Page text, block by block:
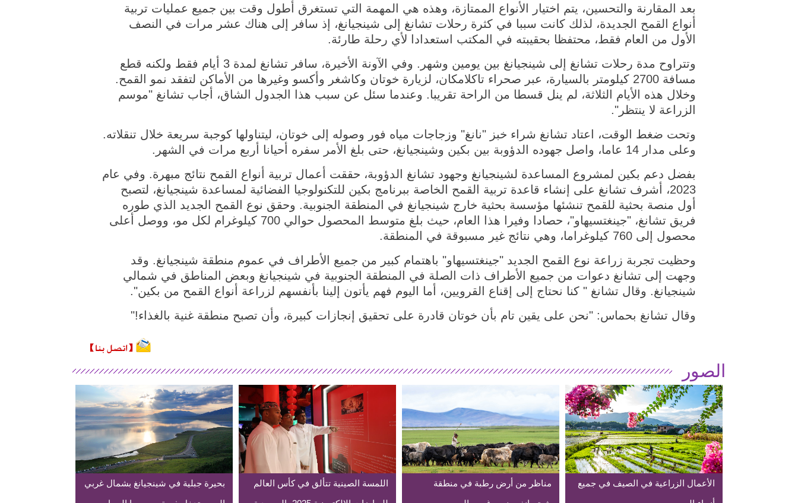
بعد المقارنة والتحسين، يتم اختيار الأنواع الممتازة، وهذه هي المهمة التي تستغرق أطول وقت بين جميع عمليات تربية
أنواع القمح الجديدة، لذلك كانت سببا في كثرة رحلات تشانغ إلى شينجيانغ، إذ سافر إلى هناك عشر مرات في النصف
الأول من العام فقط، محتفظا بحقيبته في المكتب استعدادا لأي رحلة طارئة.
وتتراوح مدة رحلات تشانغ إلى شينجيانغ بين يومين وشهر. وفي الآونة الأخيرة، سافر تشانغ لمدة 3 أيام فقط ولكنه قطع
مسافة 2700 كيلومتر بالسيارة، عبر صحراء تاكلامكان، لزيارة خوتان وكاشغر وأكسو وغيرها من الأماكن لتفقد نمو القمح.
وخلال هذه الأيام الثلاثة، لم ينل قسطا من الراحة تقريبا. وعندما سئل عن سبب هذا الجدول الشاق، أجاب تشانغ "موسم
الزراعة لا ينتظر".
وتحت ضغط الوقت، اعتاد تشانغ شراء خبز "نانغ" وزجاجات مياه فور وصوله إلى خوتان، ليتناولها كوجبة سريعة خلال تنقلاته.
وعلى مدار 14 عاما، واصل جهوده الدؤوبة بين بكين وشينجيانغ، حتى بلغ الأمر سفره أحيانا أربع مرات في الشهر.
بفضل دعم بكين لمشروع المساعدة لشينجيانغ وجهود تشانغ الدؤوبة، حققت أعمال تربية أنواع القمح نتائج مبهرة. وفي عام
2023، أشرف تشانغ على إنشاء قاعدة تربية القمح الخاصة ببرنامج بكين للتكنولوجيا الفضائية لمساعدة شينجيانغ، لتصبح
أول منصة بحثية للقمح تنشئها مؤسسة بحثية خارج شينجيانغ في المنطقة الجنوبية. وحقق نوع القمح الجديد الذي طوره
فريق تشانغ، "جينغتسيهاو"، حصادا وفيرا هذا العام، حيث بلغ متوسط المحصول حوالي 700 كيلوغرام لكل مو، ووصل أعلى
محصول إلى 760 كيلوغراما، وهي نتائج غير مسبوقة في المنطقة.
وحظيت تجربة زراعة نوع القمح الجديد "جينغتسيهاو" باهتمام كبير من جميع الأطراف في عموم منطقة شينجيانغ. وقد
وجهت إلى تشانغ دعوات من جميع الأطراف ذات الصلة في المنطقة الجنوبية في شينجيانغ وبعض المناطق في شمالي
شينجيانغ. وقال تشانغ " كنا نحتاج إلى إقناع القرويين، أما اليوم فهم يأتون إلينا بأنفسهم لزراعة أنواع القمح من بكين".
وقال تشانغ بحماس: "نحن على يقين تام بأن خوتان قادرة على تحقيق إنجازات كبيرة، وأن تصبح منطقة غنية بالغذاء!"
الصور
الأعمال الزراعية في الصيف في جميع
مناظر من أرض رطبة في منطقة
اللمسة الصينية تتألق في كأس العالم
بحيرة جبلية في شينجيانغ بشمال غربي